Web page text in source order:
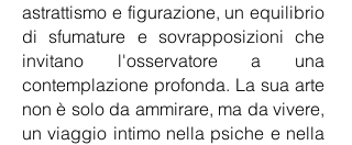
astrattismo e figurazione, un equilibrio
di sfumature e sovrapposizioni che
invitano l'osservatore a una
contemplazione profonda. La sua arte
non è solo da ammirare, ma da vivere,
un viaggio intimo nella psiche e nella